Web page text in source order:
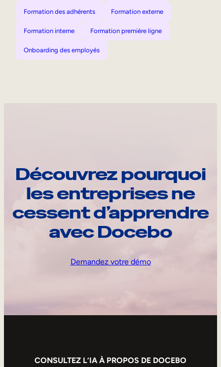
Formation des adhérents Formation externe
Formation interne Formation première ligne
Onboarding des employés
Découvrez pourquoi
les entreprises ne
cessent d’apprendre
avec Docebo
Demandez votre démo
CONSULTEZ L’IA À PROPOS DE DOCEBO